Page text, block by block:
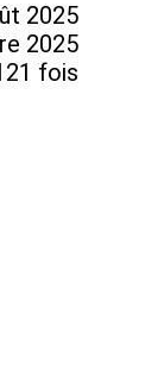
2025
2025
fois